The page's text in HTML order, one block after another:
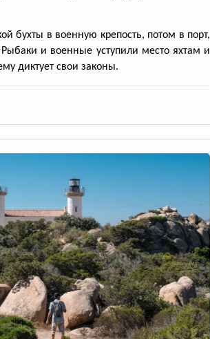
бухты в военную крепость, потом в порт,
Рыбаки и военные уступили место яхтам и
диктует свои законы.